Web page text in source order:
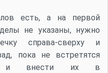
есть, а на первой
не указаны, нужно
справа-сверху и
пока не встретятся
и внести их в